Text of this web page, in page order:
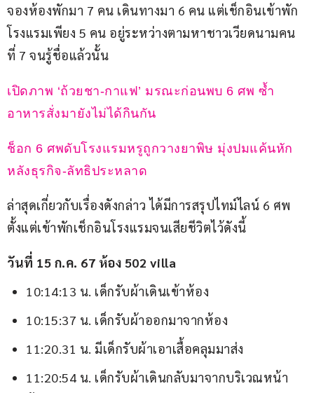
จองห้องพักมา 7 คน เดินทางมา 6 คน แต่เช็กอินเข้าพัก
โรงแรมเพียง 5 คน อยู่ระหว่างตามหาชาวเวียดนามคน
ที่ 7 จนรู้ชื่อแล้วนั้น
เปิดภาพ ‘ถ้วยชา-กาแฟ’ มรณะก่อนพบ 6 ศพ ซ้ำ
อาหารสั่งมายังไม่ได้กินกัน
ช็อก 6 ศพดับโรงแรมหรูถูกวางยาพิษ มุ่งปมแค้นหัก
หลังธุรกิจ-ลัทธิประหลาด
ล่าสุดเกี่ยวกับเรื่องดังกล่าว ได้มีการสรุปไทม์ไลน์ 6 ศพ
ตั้งแต่เข้าพักเช็กอินโรงแรมจนเสียชีวิตไว้ดังนี้
วันที่ 15 ก.ค. 67 ห้อง 502 villa
10:14:13 น. เด็กรับผ้าเดินเข้าห้อง
10:15:37 น. เด็กรับผ้าออกมาจากห้อง
11:20.31 น. มีเด็กรับผ้าเอาเสื้อคลุมมาส่ง
11:20:54 น. เด็กรับผ้าเดินกลับมาจากบริเวณหน้า